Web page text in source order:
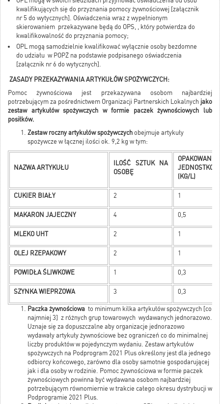
kwalifikujących się do przyznania pomocy żywnościowej [załącznik
nr 5 do wytycznych]. Oświadczenia wraz z wypełnionym
skierowaniem przekazywane będą do OPS, , który potwierdza do
kwalifikowalność do przyznania pomocy;
OPL mogą samodzielnie kwalifikować wyłącznie osoby bezdomne
do udziału w POPŻ na podstawie podpisanego oświadczenia
[załącznik nr 6 do wytycznych].
ZASADY PRZEKAZYWANIA ARTYKUŁÓW SPOŻYWCZYCH:
Pomoc żywnościowa jest przekazywana osobom najbardziej
potrzebującym za pośrednictwem Organizacji Partnerskich Lokalnych jako
zestaw artykułów spożywczych w formie paczek żywnościowych lub
posiłków.
Zestaw roczny artykułów spożywczych obejmuje artykuły
spożywcze w łącznej ilości ok. 9,2 kg w tym:
NAZWA ARTYKUŁU
ILOŚĆ SZTUK NA
OSOBĘ
OPAKOWANIE
(KG/L)
CUKIER BIAŁY 2 1
MAKARON JAJECZNY 4 0,5
MLEKO UHT 2 1
OLEJ RZEPAKOWY 2 1
POWIDŁA ŚLIWKOWE 1 0,3
SZYNKA WIEPRZOWA 3 0,3
Paczka żywnościowa to minimum kilka artykułów spożywczych [co
najmniej 3] z różnych grup towarowych wydawanych jednorazowo.
Uznaje się za dopuszczalne aby organizacje jednorazowo
wydawały artykuły żywnościowe bez ograniczeń co do minimalnej
liczby produktów w pojedynczym wydaniu. Zestaw artykułów
spożywczych na Podprogram 2021 Plus określony jest dla jednego
odbiorcy końcowego, zarówno dla osoby samotnie gospodarującej
jak i dla osoby w rodzinie. Pomoc żywnościowa w formie paczek
żywnościowych powinna być wydawana osobom najbardziej
potrzebującym równomiernie w trakcie całego okresu dystrybucji w
Podprogramie 2021 Plus.